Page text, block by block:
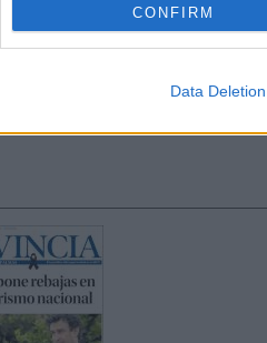
CONFIRM
Data Deletion